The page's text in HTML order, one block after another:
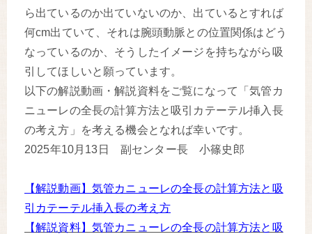
ら出ているのか出ていないのか、出ているとすれば
何cm出ていて、それは腕頭動脈との位置関係はどう
なっているのか、そうしたイメージを持ちながら吸
引してほしいと願っています。
以下の解説動画・解説資料をご覧になって「気管カ
ニューレの全長の計算方法と吸引カテーテル挿入長
の考え方」を考える機会となれば幸いです。
2025年10月13日 副センター長 小篠史郎
【解説動画】気管カニューレの全長の計算方法と吸
引カテーテル挿入長の考え方
【解説資料】気管カニューレの全長の計算方法と吸